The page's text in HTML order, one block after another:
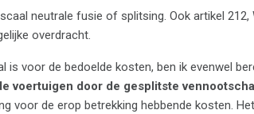
neutrale fusie of splitsing. Ook artikel 212,
overdracht.
voor de bedoelde kosten, ben ik evenwel
voertuigen door de gesplitste
voor de erop betrekking hebbende kosten.